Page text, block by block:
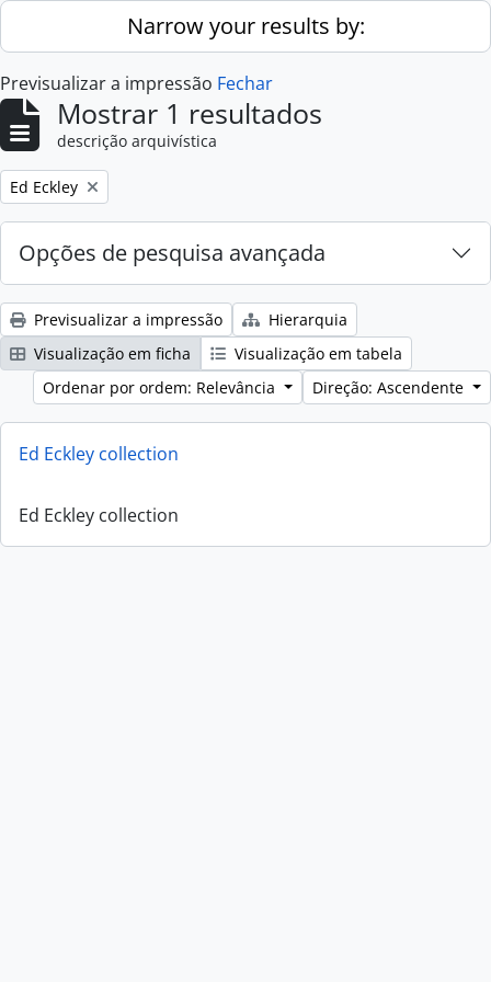
Skip to main contentNarrow your results by:
Previsualizar a impressão Fechar
Mostrar 1 resultados
descrição arquivística
Remove filter:
Ed Eckley
Opções de pesquisa avançada
Previsualizar a impressão
Hierarquia
Visualização em ficha
Visualização em tabela
Ordenar por ordem: Relevância
Direção: Ascendente
Ed Eckley collection
Ed Eckley collection